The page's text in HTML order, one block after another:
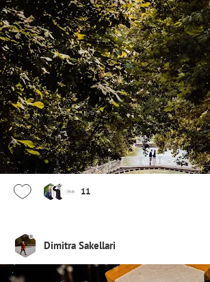
11
Dimitra Sakellari